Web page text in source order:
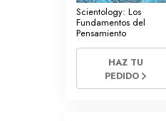
Scientology: Los
Fundamentos del
Pensamiento
HAZ TU
PEDIDO